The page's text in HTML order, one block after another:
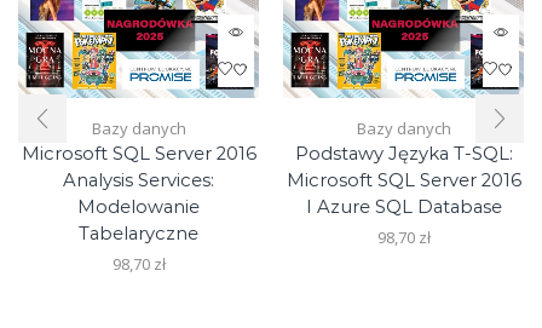
Bazy danych
Microsoft SQL Server 2016
Analysis Services:
Modelowanie
Tabelaryczne
98,70 zł
Bazy danych
Podstawy Języka T-SQL:
Microsoft SQL Server 2016
I Azure SQL Database
98,70 zł